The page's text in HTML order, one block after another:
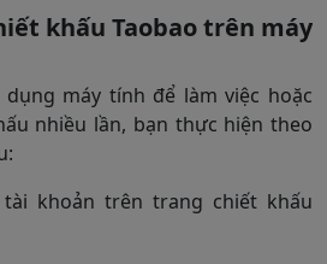
khấu Taobao trên máy
máy tính để làm việc hoặc
nhiều lần, bạn thực hiện theo
khoản trên trang chiết khấu